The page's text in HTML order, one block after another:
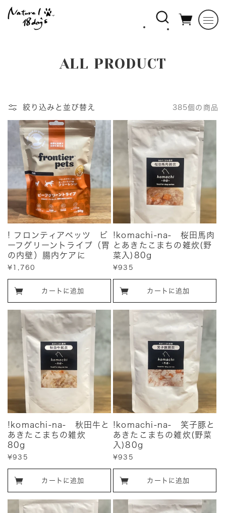
ンツに
進む
コ
シ
ョ
ン
:
ALL PRODUCT
絞り込みと並び替え 385個の商品
! フロンティアペッツ ビ
ーフグリーントライプ（胃
の内壁）腸内ケアに
販
価
¥1,760
カートに追加
!komachi-na- 桜田馬肉
とあきたこまちの雑炊(野
菜入)80g
販
価
¥935
カートに追加
!komachi-na- 秋田牛と
あきたこまちの雑炊
80g
販
価
¥935
カートに追加
!komachi-na- 笑子豚と
あきたこまちの雑炊(野菜
入)80g
販
価
¥935
カートに追加